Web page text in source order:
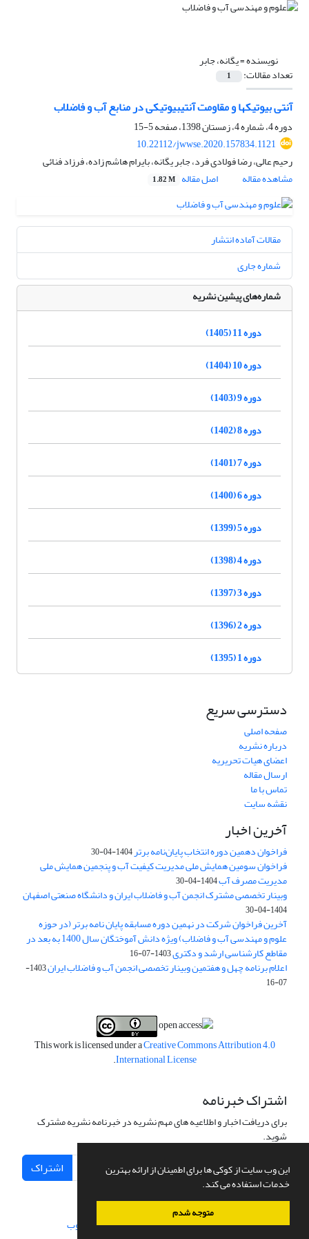
این وب سایت از کوکی ها برای اطمینان از ارائه بهترین
خدمات استفاده می کند.
متوجه شدم
نویسنده =یگانه، جابر
تعداد مقالات: 1
آنتی بیوتیک‎ها و مقاومت آنتی‎بیوتیکی در منابع آب و فاضلاب
دوره 4، شماره 4، زمستان 1398، صفحه
5-15
10.22112/jwwse.2020.157834.1121
رحیم عالی، رضا فولادی فرد، جابر یگانه، بایرام هاشم زاده، فرزاد فنائی
مشاهده مقاله
اصل مقاله 1.82 M
مقالات آماده انتشار
شماره جاری
شماره‌های پیشین نشریه
دوره 11 (1405)
دوره 10 (1404)
دوره 9 (1403)
دوره 8 (1402)
دوره 7 (1401)
دوره 6 (1400)
دوره 5 (1399)
دوره 4 (1398)
دوره 3 (1397)
دوره 2 (1396)
دوره 1 (1395)
دسترسی سریع
صفحه اصلی
درباره نشریه
اعضای هیات تحریریه
ارسال مقاله
تماس با ما
نقشه سایت
آخرین اخبار
فراخوان دهمین دوره انتخاب پایان‌نامه برتر1404-04-30
فراخوان سومین همایش ملی مدیریت کیفیت آب و پنجمین همایش ملی
مدیریت مصرف آب1404-04-30
وبینار تخصصی مشترک انجمن آب و فاضلاب ایران و دانشگاه صنعتی اصفهان
1404-04-30
آخرین فراخوان شرکت در نهمین دوره مسابقه پایان نامه برتر (در حوزه
علوم و مهندسی آب و فاضلاب) ویژه دانش آموختگان سال 1400 به بعد در
مقاطع کارشناسی ارشد و دکتری1403-07-16
اعلام برنامه چهل و هفتمین وبینار تخصصی انجمن آب و فاضلاب ایران
1403-
07-16
This work is licensed under aCreative Commons Attribution 4.0
International License
.
اشتراک خبرنامه
برای دریافت اخبار و اطلاعیه های مهم نشریه در خبرنامه نشریه مشترک
شوید.
اشتراک
سامانه مدیریت نشریات علمی.طراحی و پیاده سازی از سیناوب